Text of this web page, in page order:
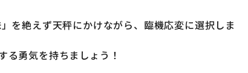
を絶えず天秤にかけながら、臨機応変に選択しま
る勇気を持ちましょう！